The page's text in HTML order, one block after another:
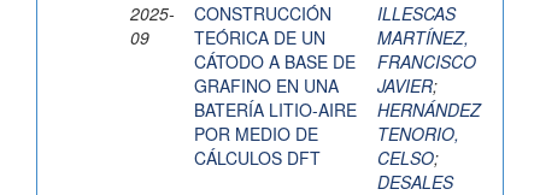
2025-
09
CONSTRUCCIÓN
TEÓRICA DE UN
CÁTODO A BASE DE
GRAFINO EN UNA
BATERÍA LITIO-AIRE
POR MEDIO DE
CÁLCULOS DFT
ILLESCAS
MARTÍNEZ,
FRANCISCO
JAVIER;
HERNÁNDEZ
TENORIO,
CELSO;
DESALES